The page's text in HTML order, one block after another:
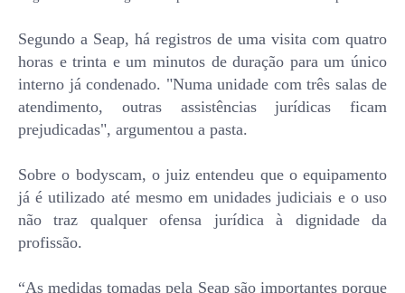
Segundo a Seap, há registros de uma visita com quatro
horas e trinta e um minutos de duração para um único
interno já condenado. "Numa unidade com três salas de
atendimento, outras assistências jurídicas ficam
prejudicadas", argumentou a pasta.
Sobre o bodyscam, o juiz entendeu que o equipamento
já é utilizado até mesmo em unidades judiciais e o uso
não traz qualquer ofensa jurídica à dignidade da
profissão.
“As medidas tomadas pela Seap são importantes porque